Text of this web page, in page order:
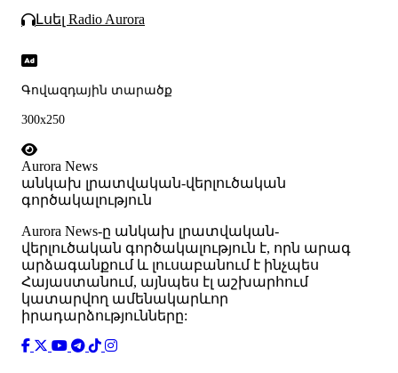
Լսել Radio Aurora
Գովազդային տարածք
300x250
Aurora News
անկախ լրատվական-վերլուծական
գործակալություն
Аurora News-ը անկախ լրատվական-
վերլուծական գործակալություն է, որն արագ
արձագանքում և լուսաբանում է ինչպես
Հայաստանում, այնպես էլ աշխարհում
կատարվող ամենակարևոր
իրադարձությունները: